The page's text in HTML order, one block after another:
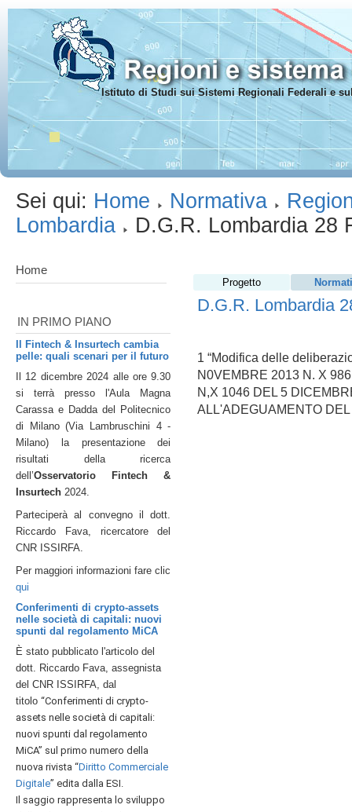
Istituto di Studi sui Sistemi Regionali Federali e
Sei qui: Home Normativa
Lombardia
D.G.R. Lombardia 28
Home
IN PRIMO PIANO
Il Fintech & Insurtech cambia
pelle: quali scenari per il futuro
Il 12 dicembre 2024 alle ore 9.30
si terrà presso l'Aula Magna
Carassa e Dadda del Politecnico
di Milano (Via Lambruschini 4 -
Milano) la presentazione dei
risultati della ricerca
dell’Osservatorio Fintech &
Insurtech 2024.
Parteciperà al convegno il dott.
Riccardo Fava, ricercatore del
CNR ISSIRFA.
Per maggiori informazioni fare clic
qui
Conferimenti di crypto-assets
nelle società di capitali: nuovi
spunti dal regolamento MiCA
È stato pubblicato l'articolo del
dott. Riccardo Fava, assegnista
del CNR ISSIRFA, dal
titolo “Conferimenti di crypto-
assets nelle società di capitali:
nuovi spunti dal regolamento
MiCA” sul primo numero della
nuova rivista “Diritto Commerciale
Digitale” edita dalla ESI.
Il saggio rappresenta lo sviluppo
Progetto
D.G.R. Lombardia
1 “Modifica delle
N0VEMBRE 2013 N. X
N,X 1046 DEL 5
ALL'ADEGUAMENTO